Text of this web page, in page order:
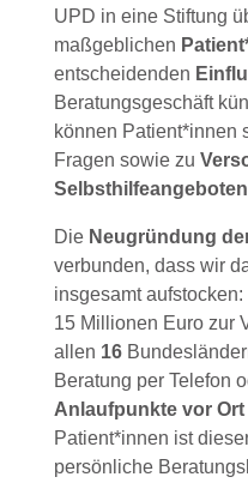
UPD in eine Stiftung
maßgeblichen
entscheidenden
Beratungsgeschäft
können Patient*innen
Fragen sowie zu
Selbsthilfeangeboten
Die Neugründung
verbunden, dass wir
insgesamt
15 Millionen Euro zur
allen 16
Beratung per Telefon
Anlaufpunkte vor Ort
Patient*innen ist
persönliche